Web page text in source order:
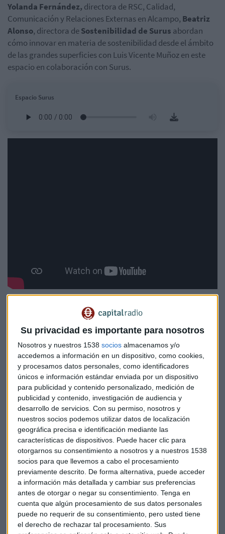
Su privacidad es importante para nosotros
Nosotros y nuestros 1538 socios almacenamos y/o
accedemos a información en un dispositivo, como cookies,
y procesamos datos personales, como identificadores
únicos e información estándar enviada por un dispositivo
para publicidad y contenido personalizado, medición de
publicidad y contenido, investigación de audiencia y
desarrollo de servicios. Con su permiso, nosotros y
nuestros socios podemos utilizar datos de localización
geográfica precisa e identificación mediante las
características de dispositivos. Puede hacer clic para
otorgarnos su consentimiento a nosotros y a nuestros 1538
socios para que llevemos a cabo el procesamiento
previamente descrito. De forma alternativa, puede acceder
a información más detallada y cambiar sus preferencias
antes de otorgar o negar su consentimiento. Tenga en
cuenta que algún procesamiento de sus datos personales
puede no requerir de su consentimiento, pero usted tiene
el derecho de rechazar tal procesamiento. Sus
Yolanda Fernández, directora de RSC, Calidad,
Comunicación y Relaciones Externas en Alcampo, Beatriz
Alonso, directora deSostenibilidad de Surus abordan
cómo innovar en materia de sostenibilidad desde el ámbito
de las grandes superficies con Luis Vicente Muñoz en este
espacio en colaboración con Surus.
Espacio Surus
La estrategia de sostenibilidad de Alcampo se articula en
: tres sociales y tres medioambientales. En
el ámbito social, la compañía ha puesto el foco en promover
la buena alimentación encolectivos vulnerables
de su fundación, que acaba de aprobar cuatro proyectos
destinados a ayudar a las personas más vulnerables a tener
acceso a una alimentación saludable y de calidad. Además,
trabajan en la recuperación de especies de la mano de
organizaciones en cada uno de los territorios donde
desarrollan su actividad.
Fernández explica cómo la compañía ha convertido la
sostenibilidad en uno de sus ejes estratégicos
fundamentales. "En el año 2022 se definió una visión a largo
plazo: 2022-2032. Y esta visión reza de la siguiente manera:
Comer bien, vivir mejor, cuidando el planeta'".
Alcampo cuenta con 425 artículos de
marca propia etiquetados en braille